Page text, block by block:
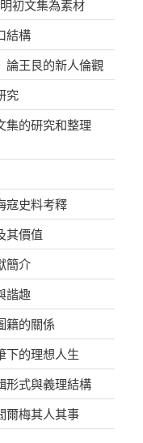
文集為素材
結構
王艮的新人倫觀
究
的研究和整理
史料考釋
價值
簡介
諧趣
的關係
的理想人生
式與義理結構
梅其人其事